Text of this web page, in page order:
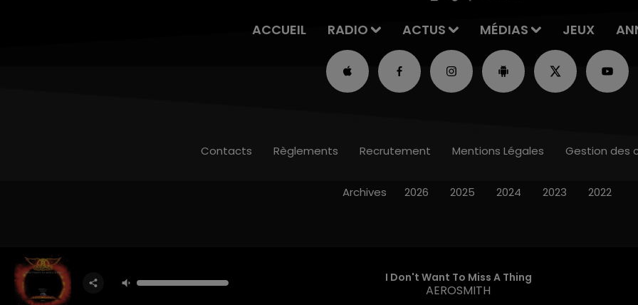
ACCUEIL RADIO ACTUS MÉDIAS JEUX
I Don't Want To Miss A Thing
AEROSMITH
Contacts Règlements Recrutement Mentions Légales Gestion des
Archives 2026 2025 2024 2023 2022